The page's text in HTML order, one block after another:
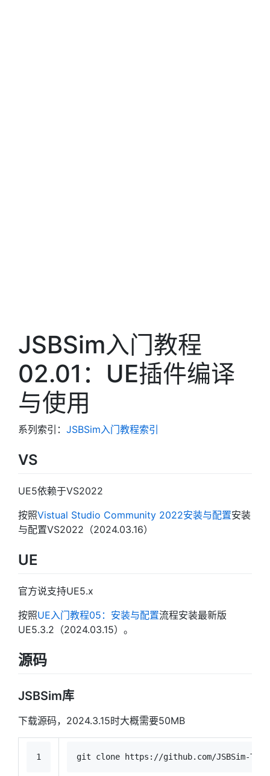
JSBSim入门教程
02.01：UE插件编译
与使用
系列索引： JSBSim入门教程索引
VS
UE5依赖于VS2022
按照Vistual Studio Community 2022安装与配置安装
与配置VS2022（2024.03.16）
UE
官方说支持UE5.x
按照UE入门教程05：安装与配置流程安装最新版
UE5.3.2（2024.03.15）。
源码
JSBSim库
下载源码，2024.3.15时大概需要50MB
1 git clone https://github.com/JSBSim-